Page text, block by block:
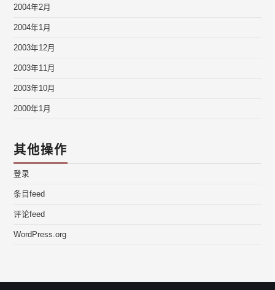
2004年2月
2004年1月
2003年12月
2003年11月
2003年10月
2000年1月
其他操作
登录
条目feed
评论feed
WordPress.org